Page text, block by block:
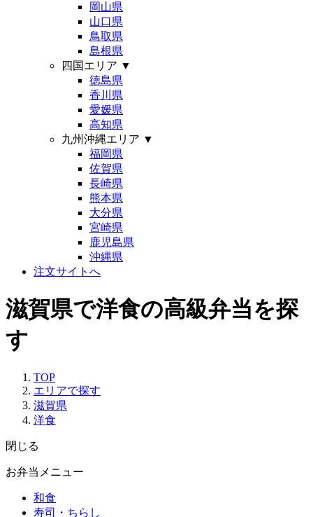
岡山県
山口県
鳥取県
島根県
四国エリア ▼
徳島県
香川県
愛媛県
高知県
九州沖縄エリア ▼
福岡県
佐賀県
長崎県
熊本県
大分県
宮崎県
鹿児島県
沖縄県
注文サイトへ
滋賀県で洋食の高級弁当を探
す
TOP
エリアで探す
滋賀県
洋食
閉じる
お弁当メニュー
和食
寿司・ちらし